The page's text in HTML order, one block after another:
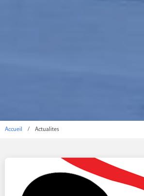
Accueil / Actualites